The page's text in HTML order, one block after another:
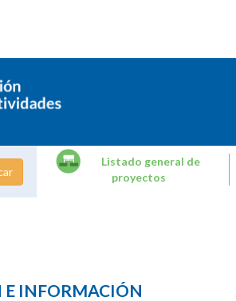
Listado general de
proyectos
E INFORMACIÓN